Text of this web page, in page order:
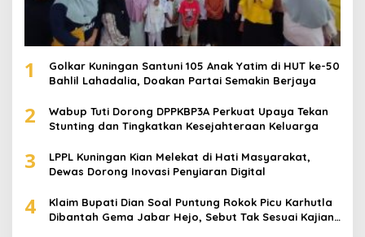
1
Golkar Kuningan Santuni 105 Anak Yatim di HUT ke-50
Bahlil Lahadalia, Doakan Partai Semakin Berjaya
2
Wabup Tuti Dorong DPPKBP3A Perkuat Upaya Tekan
Stunting dan Tingkatkan Kesejahteraan Keluarga
3
LPPL Kuningan Kian Melekat di Hati Masyarakat,
Dewas Dorong Inovasi Penyiaran Digital
4
Klaim Bupati Dian Soal Puntung Rokok Picu Karhutla
Dibantah Gema Jabar Hejo, Sebut Tak Sesuai Kajian